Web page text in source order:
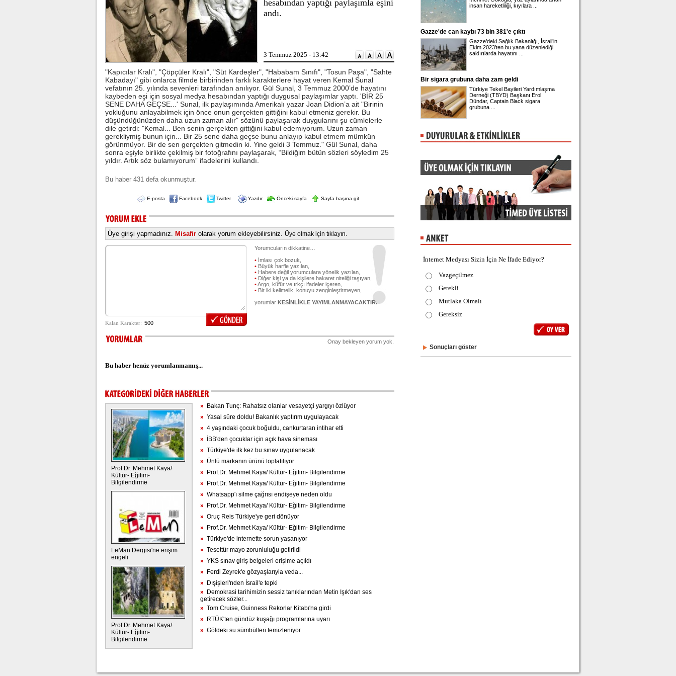
hesabından yaptığı paylaşımla eşini
andı.
3 Temmuz 2025 - 13:42
"Kapıcılar Kralı", "Çöpçüler Kralı", "Süt Kardeşler", "Hababam Sınıfı", "Tosun Paşa", "Sahte
Kabadayı" gibi onlarca filmde birbirinden farklı karakterlere hayat veren Kemal Sunal
vefatının 25. yılında sevenleri tarafından anılıyor. Gül Sunal, 3 Temmuz 2000’de hayatını
kaybeden eşi için sosyal medya hesabından yaptığı duygusal paylaşımlar yaptı. 'BİR 25
SENE DAHA GEÇSE...' Sunal, ilk paylaşımında Amerikalı yazar Joan Didion’a ait "Birinin
yokluğunu anlayabilmek için önce onun gerçekten gittiğini kabul etmeniz gerekir. Bu
düşündüğünüzden daha uzun zaman alır" sözünü paylaşarak duygularını şu cümlelerle
dile getirdi: "Kemal... Ben senin gerçekten gittiğini kabul edemiyorum. Uzun zaman
gerekliymiş bunun için... Bir 25 sene daha geçse bunu anlayıp kabul etmem mümkün
görünmüyor. Bir de sen gerçekten gitmedin ki. Yine geldi 3 Temmuz." Gül Sunal, daha
sonra eşiyle birlikte çekilmiş bir fotoğrafını paylaşarak, “Bildiğim bütün sözleri söyledim 25
yıldır. Artık söz bulamıyorum” ifadelerini kullandı.
Bu haber 431 defa okunmuştur.
E-posta Facebook Twitter Yazdır Önceki sayfa Sayfa başına git
Üye girişi yapmadınız. Misafir olarak yorum ekleyebilirsiniz. Üye olmak için tıklayın.
Yorumcuların dikkatine…
• İmlası çok bozuk,
• Büyük harfle yazılan,
• Habere değil yorumculara yönelik yazılan,
• Diğer kişi ya da kişilere hakaret niteliği taşıyan,
•Argo, küfür ve ırkçı ifadeler içeren,
• Bir iki kelimelik, konuyu zenginleştirmeyen,
yorumlar KESİNLİKLE YAYIMLANMAYACAKTIR.
Onay bekleyen yorum yok.
Bu haber henüz yorumlanmamış...
Prof.Dr. Mehmet Kaya/
Kültür- Eğitim-
Bilgilendirme
LeMan Dergisi'ne erişim
engeli
Prof.Dr. Mehmet Kaya/
Kültür- Eğitim-
Bilgilendirme
» Bakan Tunç: Rahatsız olanlar vesayetçi yargıyı özlüyor
» Yasal süre doldu! Bakanlık yaptırım uygulayacak
» 4 yaşındaki çocuk boğuldu, cankurtaran intihar etti
» İBB'den çocuklar için açık hava sineması
» Türkiye'de ilk kez bu sınav uygulanacak
» Ünlü markanın ürünü toplatılıyor
» Prof.Dr. Mehmet Kaya/ Kültür- Eğitim- Bilgilendirme
» Prof.Dr. Mehmet Kaya/ Kültür- Eğitim- Bilgilendirme
» Whatsapp'ı silme çağrısı endişeye neden oldu
» Prof.Dr. Mehmet Kaya/ Kültür- Eğitim- Bilgilendirme
» Oruç Reis Türkiye'ye geri dönüyor
» Prof.Dr. Mehmet Kaya/ Kültür- Eğitim- Bilgilendirme
» Türkiye'de internette sorun yaşanıyor
» Tesettür mayo zorunluluğu getirildi
» YKS sınav giriş belgeleri erişime açıldı
» Ferdi Zeyrek'e gözyaşlarıyla veda...
» Dışişleri'nden İsrail'e tepki
» Demokrasi tarihimizin sessiz tanıklarından Metin Işık'dan ses
getirecek sözler...
» Tom Cruise, Guinness Rekorlar Kitabı'na girdi
» RTÜK'ten gündüz kuşağı programlarına uyarı
» Göldeki su sümbülleri temizleniyor
markaları ifşalamaya devam ediyor.
ligaman yaralanması tespit edildiğini
Kılıçdaroğlu'ndan esnafa ziyaret
CHP Genel Başkanı Kemal
Kılıçdaroğlu, Ankara Ulus'ta esnaf
ziyareti yaptı. Kılıçdaroğlu'na parti
yöneticileri eşlik etti.
insan hareketliliği, kıyılara ...
Gazze'de can kaybı 73 bin 381'e çıktı
Gazze’deki Sağlık Bakanlığı, İsrail’in
Ekim 2023’ten bu yana düzenlediği
saldırılarda hayatını ...
Bir sigara grubuna daha zam geldi
Türkiye Tekel Bayileri Yardımlaşma
Derneği (TBYD) Başkanı Erol
Dündar, Captain Black sigara
grubuna ...
İnternet Medyası Sizin İçin Ne İfade Ediyor?
Vazgeçilmez
Gerekli
Mutlaka Olmalı
Gereksiz
Sonuçları göster